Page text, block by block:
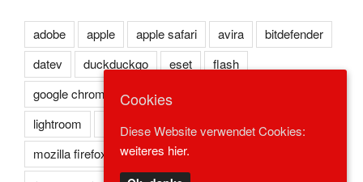
adobe apple apple safari avira
bitdefender
datev
duckduckgo eset
flash
google chrome
kaspersky
lightroom
microsoft edge
microsoft ie
mozilla firefox
norton opera
Cookies
Diese Website verwendet Cookies:
weiteres hier.